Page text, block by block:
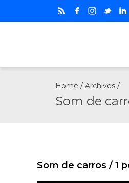
Home / Archives /
Som de
Som de carros / 1